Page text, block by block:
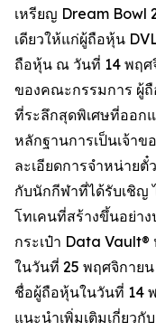
เหรียญ Dream Bowl
เดียวให้แก่ผู้ถือหุ้น
ถือหุ้น ณ วันที่ 14 พฤศ
ของคณะกรรมการ ผู้
ที่ระลึกสุดพิเศษที่ออก
หลักฐานการเป็นเจ้าข
ละเอียดการจำหน่ายตั๋
กับนักกีฬาที่ได้รับเชิญ
โทเคนที่สร้างขึ้นอย่า
กระเป๋า Data
ในวันที่ 25 พฤศจิกาย
ชื่อผู้ถือหุ้นในวันที่ 14
แนะนำเพิ่มเติมเกี่ยวกั